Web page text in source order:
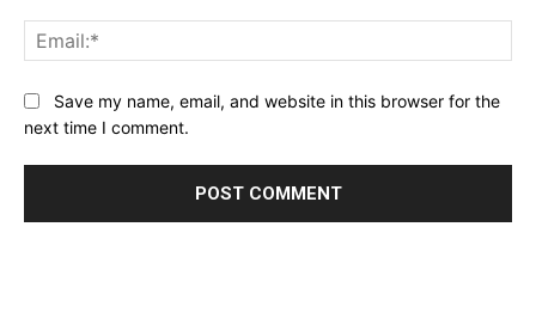
Website:Save my name, email, and website in this browser for the
next time I comment.